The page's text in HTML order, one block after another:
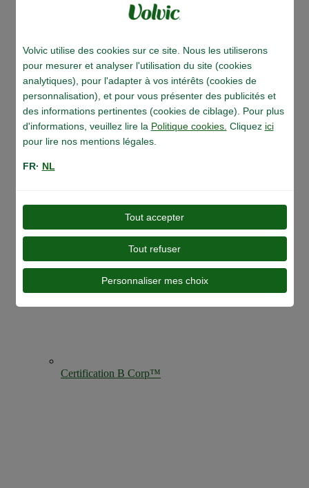
Notre manifeste
Certification B Corp™
Volvic utilise des cookies sur ce site. Nous les utiliserons
pour mesurer et analyser l'utilisation du site (cookies
analytiques), pour l'adapter à vos intérêts (cookies de
personnalisation), et pour vous présenter des publicités et
des informations pertinentes (cookies de ciblage). Pour plus
d'informations, veuillez lire la Politique cookies. Cliquez ici
pour lire nos mentions légales.
FR· NL
Tout accepter
Tout refuser
Personnaliser mes choix